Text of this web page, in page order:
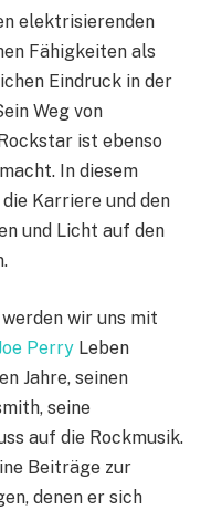
elektrisierenden
Fähigkeiten als
Eindruck in der
Weg von
ist ebenso
In diesem
Karriere und den
und Licht auf den
wir uns mit
Perry Leben
Jahre, seinen
seine
auf die Rockmusik.
Beiträge zur
denen er sich